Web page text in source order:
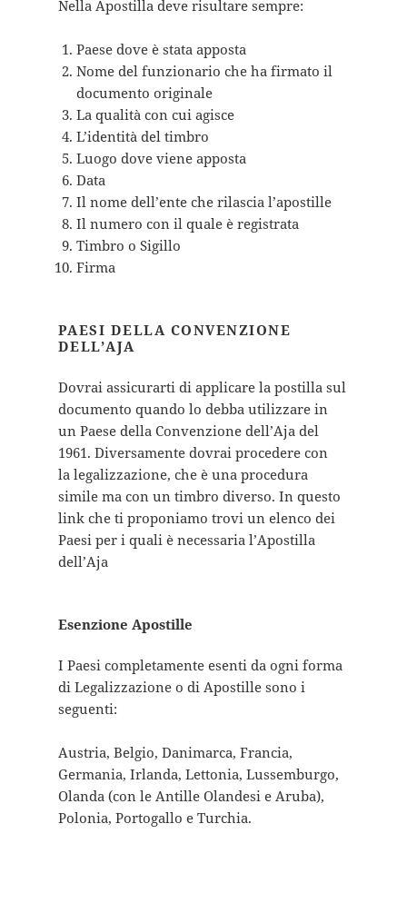
Nella Apostilla deve risultare sempre:
Paese dove è stata apposta
Nome del funzionario che ha firmato il
documento originale
La qualità con cui agisce
L’identità del timbro
Luogo dove viene apposta
Data
Il nome dell’ente che rilascia l’apostille
Il numero con il quale è registrata
Timbro o Sigillo
Firma
PAESI DELLA CONVENZIONE
DELL’AJA
Dovrai assicurarti di applicare la postilla sul
documento quando lo debba utilizzare in
un Paese della Convenzione dell’Aja del
1961. Diversamente dovrai procedere con
la legalizzazione, che è una procedura
simile ma con un timbro diverso. In questo
link che ti proponiamo trovi un elenco dei
Paesi per i quali è necessaria l’Apostilla
dell’Aja
Esenzione Apostille
I Paesi completamente esenti da ogni forma
di Legalizzazione o di Apostille sono i
seguenti:
Austria, Belgio, Danimarca, Francia,
Germania, Irlanda, Lettonia, Lussemburgo,
Olanda (con le Antille Olandesi e Aruba),
Polonia, Portogallo e Turchia.